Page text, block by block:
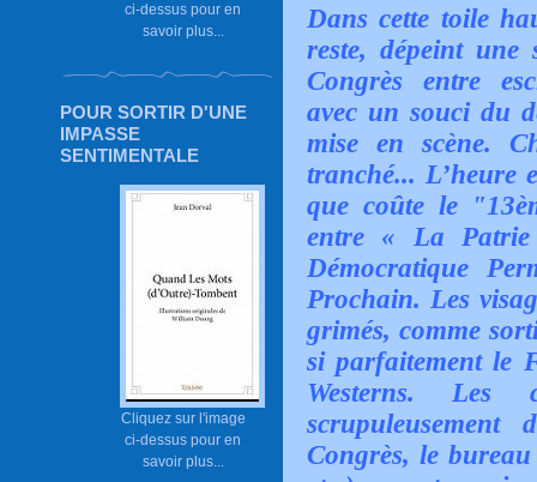
ci-dessus pour en
savoir plus...
POUR SORTIR D'UNE
IMPASSE
SENTIMENTALE
Cliquez sur l'image
ci-dessus pour en
savoir plus...
Dans cette toile
reste, dépeint une
Congrès entre
avec un souci du
mise en scène.
tranché... L’heure
que coûte le
entre « La
Démocratique
Prochain. Les
grimés, comme
si parfaitement le
Westerns. Les
scrupuleusement
Congrès, le